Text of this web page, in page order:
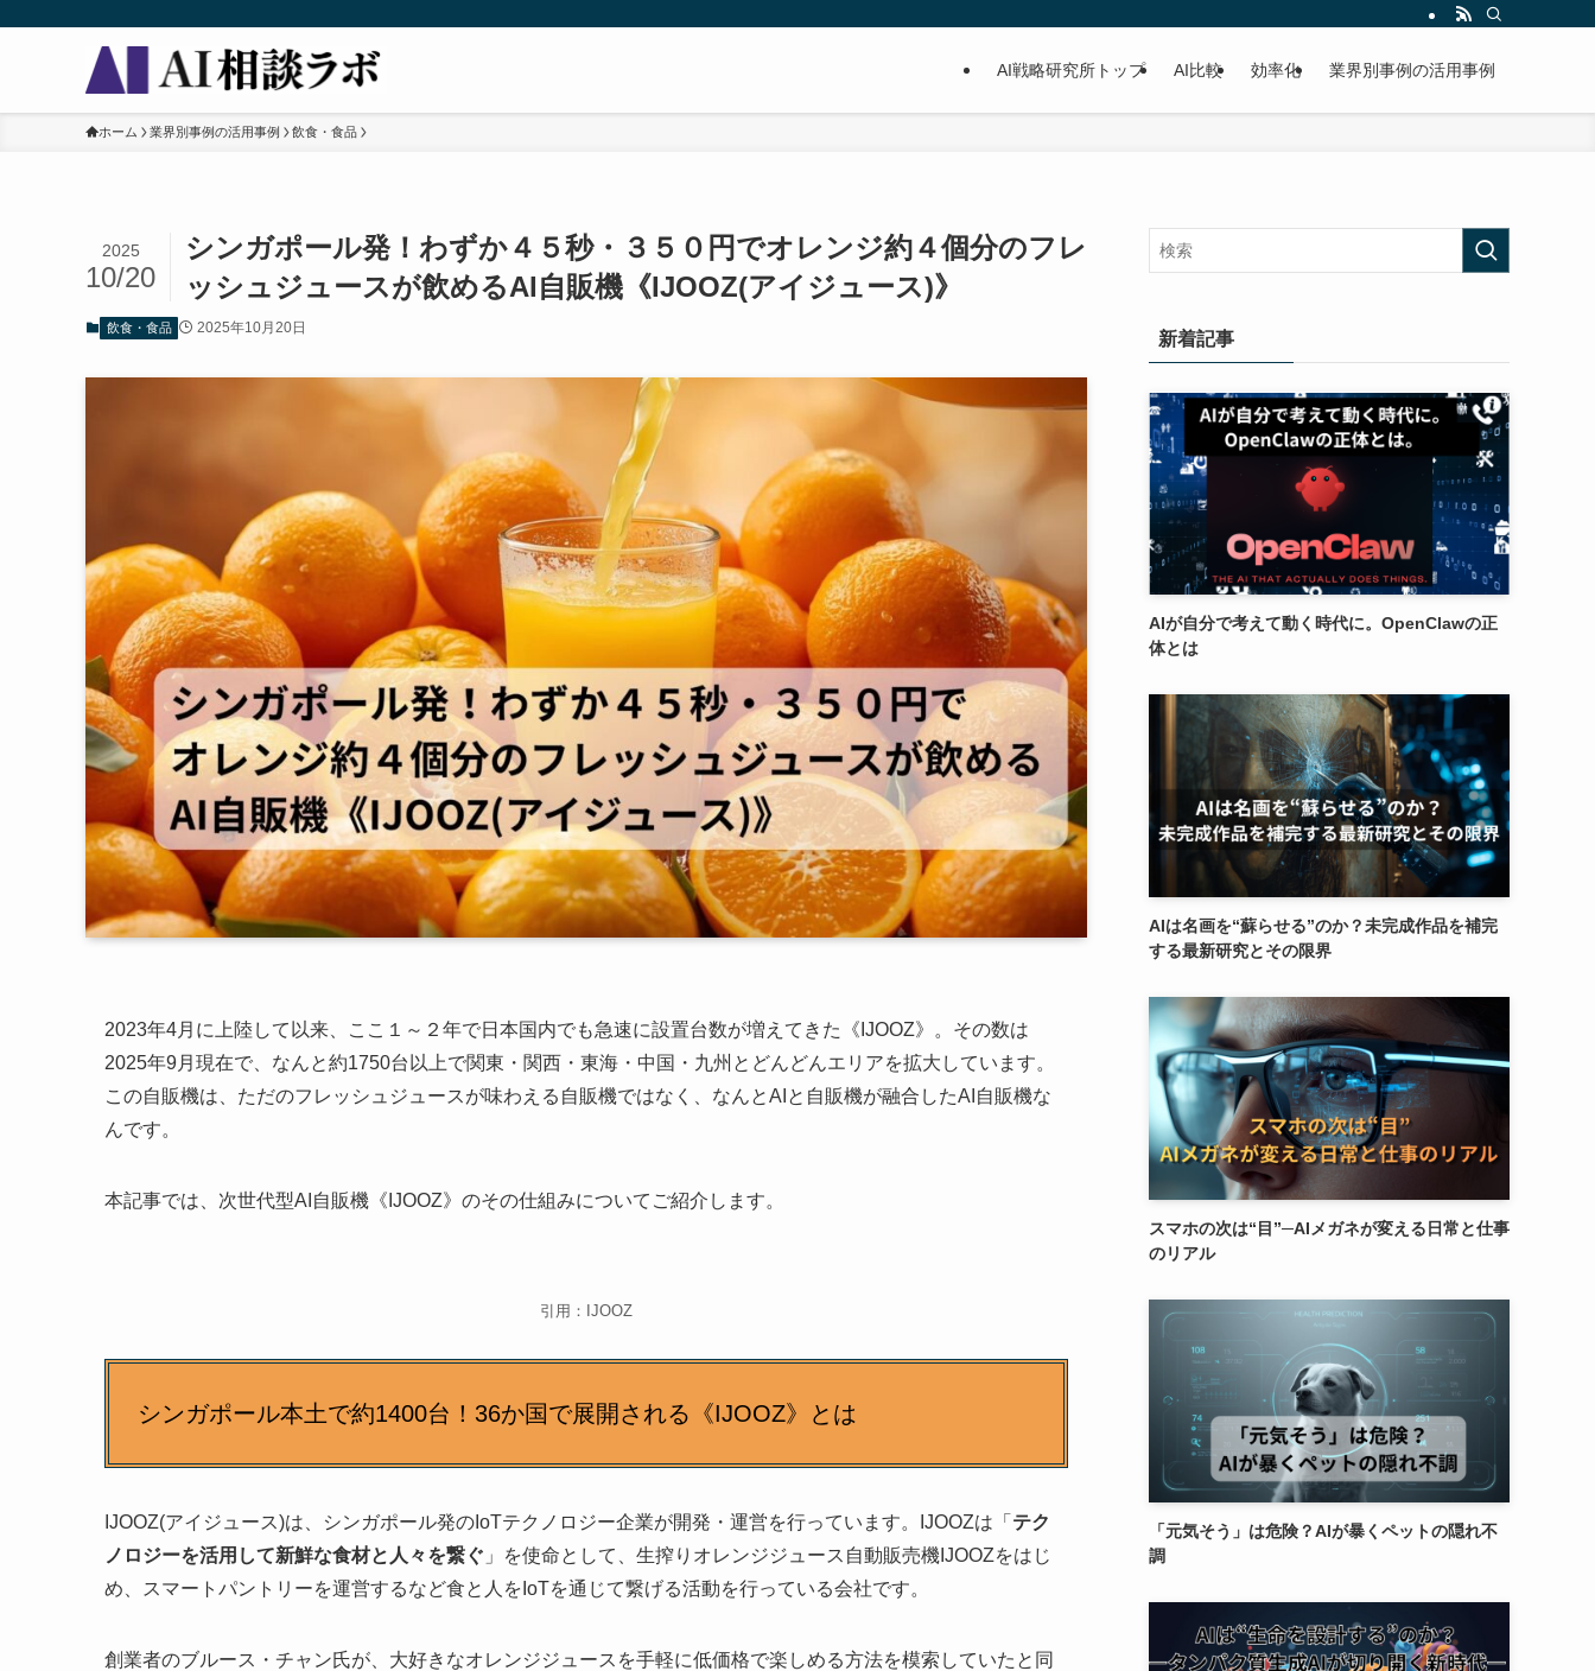
AI戦略研究所トップ AI比較 効率化 業界別事例の活用事例
ホーム 業界別事例の活用事例 飲食・食品
シンガポール発！わずか４５秒・３５０円でオレンジ約４個分のフレ
ッシュジュースが飲めるAI自販機《IJOOZ(アイジュース)》
2025
10/20
飲食・食品 2025年10月20日
2023年4月に上陸して以来、ここ１～２年で日本国内でも急速に設置台数が増えてきた《IJOOZ》。その数は
2025年9月現在で、なんと約1750台以上で関東・関西・東海・中国・九州とどんどんエリアを拡大しています。
この自販機は、ただのフレッシュジュースが味わえる自販機ではなく、なんとAIと自販機が融合したAI自販機な
んです。
本記事では、次世代型AI自販機《IJOOZ》のその仕組みについてご紹介します。
引用：IJOOZ
シンガポール本土で約1400台！36か国で展開される《IJOOZ》とは
IJOOZ(アイジュース)は、シンガポール発のIoTテクノロジー企業が開発・運営を行っています。IJOOZは「 テク
ノロジーを活用して新鮮な食材と人々を繋ぐ 」を使命として、生搾りオレンジジュース自動販売機IJOOZをはじ
め、スマートパントリーを運営するなど食と人をIoTを通じて繋げる活動を行っている会社です。
創業者のブルース・チャン氏が、大好きなオレンジジュースを手軽に低価格で楽しめる方法を模索していたと同
新着記事
AIが自分で考えて動く時代に。OpenClawの正
体とは
AIは名画を“蘇らせる”のか？未完成作品を補完
する最新研究とその限界
スマホの次は“目”─AIメガネが変える日常と仕事
のリアル
「元気そう」は危険？AIが暴くペットの隠れ不
調